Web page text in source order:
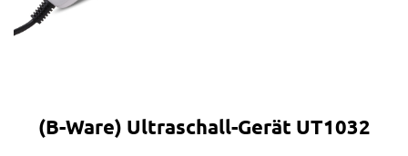
(B-Ware) Ultraschall-Gerät UT1032